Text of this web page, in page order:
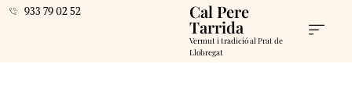
933 79 02 52 Cal Pere
Tarrida
Vermut i tradició al Prat de
Llobregat